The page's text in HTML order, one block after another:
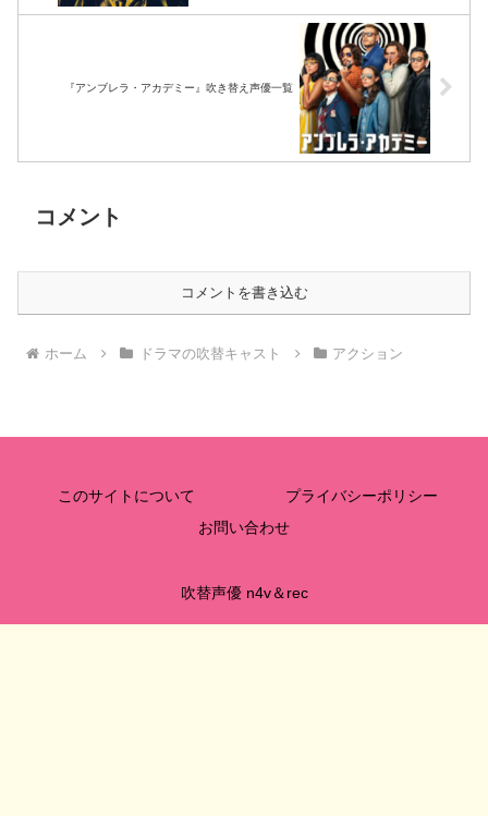
『アンブレラ・アカデミー』吹き替え声優一覧
コメント
コメントを書き込む
ホーム ドラマの吹替キャスト アクション
このサイトについて
プライバシーポリシー
お問い合わせ
吹替声優 n4v＆rec